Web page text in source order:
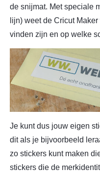
de snijmat. Met speciale
lijn) weet de Cricut
vinden zijn en op welke
Je kunt dus jouw eigen
dit als je bijvoorbeeld
zo stickers kunt maken
stickers die de